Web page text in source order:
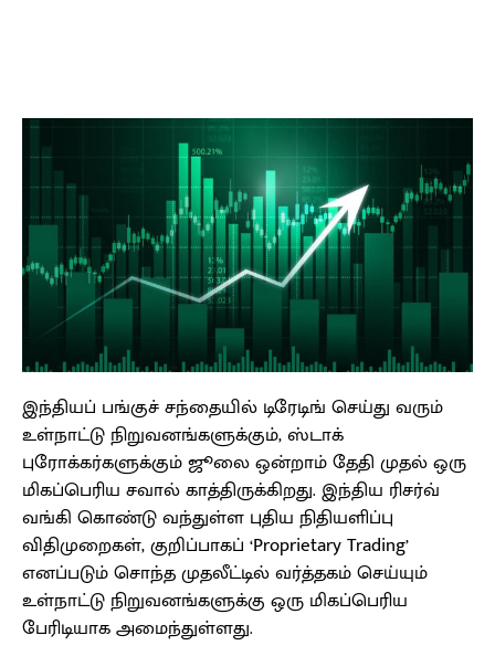
இந்தியப் பங்குச் சந்தையில் டிரேடிங் செய்து வரும்
உள்நாட்டு நிறுவனங்களுக்கும், ஸ்டாக்
புரோக்கர்களுக்கும் ஜூலை ஒன்றாம் தேதி முதல் ஒரு
மிகப்பெரிய சவால் காத்திருக்கிறது. இந்திய ரிசர்வ்
வங்கி கொண்டு வந்துள்ள புதிய நிதியளிப்பு
விதிமுறைகள், குறிப்பாகப் ‘Proprietary Trading’
எனப்படும் சொந்த முதலீட்டில் வர்த்தகம் செய்யும்
உள்நாட்டு நிறுவனங்களுக்கு ஒரு மிகப்பெரிய
பேரிடியாக அமைந்துள்ளது.